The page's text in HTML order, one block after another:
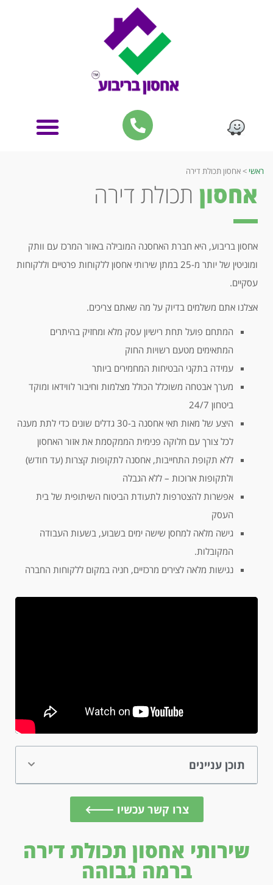
ראשי >אחסון תכולת דירה
אחסון תכולת דירה
אחסון בריבוע, היא חברת האחסנה המובילה באזור המרכז עם וותק
ומוניטין של יותר מ-25 במתן שירותי אחסון ללקוחות פרטיים וללקוחות
עסקיים.
אצלנו אתם משלמים בדיוק על מה שאתם צריכים.
המתחם פועל תחת רישיון עסק מלא ומחזיק בהיתרים
המתאימים מטעם רשויות החוק
עמידה בתקני הבטיחות המחמירים ביותר
מערך אבטחה משוכלל הכולל מצלמות וחיבור לווידאו ומוקד
ביטחון 24/7
היצע של מאות תאי אחסנה ב-30 גדלים שונים כדי לתת מענה
לכל צורך עם חלוקה פנימית הממקסמת את אזור האחסון
ללא תקופת התחייבות, אחסנה לתקופות קצרות (עד חודש)
ולתקופות ארוכות – ללא הגבלה
אפשרות להצטרפות לתעודת הביטוח השיתופית של בית
העסק
גישה מלאה למחסן שישה ימים בשבוע, בשעות העבודה
המקובלות.
נגישות מלאה לצירים מרכזיים, חניה במקום ללקוחות החברה
תוכן עניינים
צרו קשר עכשיו 🡐
שירותי אחסון תכולת דירה
ברמה גבוהה